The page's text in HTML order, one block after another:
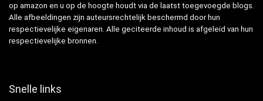
op amazon en u op de hoogte houdt via de laatst toegevoegde blogs.
Alle afbeeldingen zijn auteursrechtelijk beschermd door hun
respectievelijke eigenaren. Alle geciteerde inhoud is afgeleid van hun
respectievelijke bronnen.
Snelle links